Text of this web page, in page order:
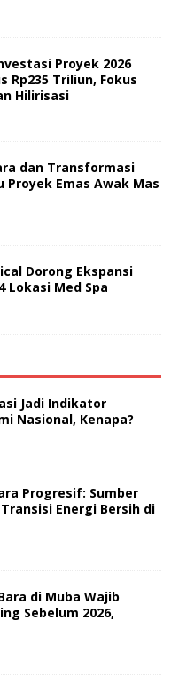
Proyek 2026
Rp235 Triliun, Fokus
Hilirisasi
dan Transformasi
Proyek Emas Awak Mas
Dorong Ekspansi
Lokasi Med Spa
Jadi Indikator
Nasional, Kenapa?
Progresif: Sumber
Energi Bersih di
di Muba Wajib
Sebelum 2026,